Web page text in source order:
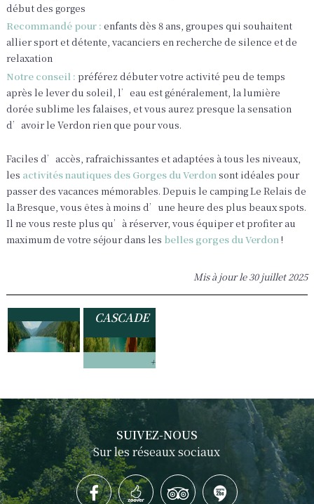
début des gorges
Recommandé pour : enfants dès 8 ans, groupes qui souhaitent
allier sport et détente, vacanciers en recherche de silence et de
relaxation
Notre conseil : préférez débuter votre activité peu de temps
après le lever du soleil, l’eau est généralement, la lumière
dorée sublime les falaises, et vous aurez presque la sensation
d’avoir le Verdon rien que pour vous.
Faciles d’accès, rafraîchissantes et adaptées à tous les niveaux,
les activités nautiques des Gorges du Verdonsont idéales pour
passer des vacances mémorables. Depuis le camping Le Relais de
la Bresque, vous êtes à moins d’une heure des plus beaux spots.
Il ne vous reste plus qu’à réserver, vous équiper et profiter au
maximum de votre séjour dans les belles gorges du Verdon!
Mis à jour le30 juillet 2025
OÙ SE
+
LES
MEILLEURS
SPOTS
DE
YOGA
LA-
CASCADE
SUIVEZ-NOUS
Sur les réseaux sociaux